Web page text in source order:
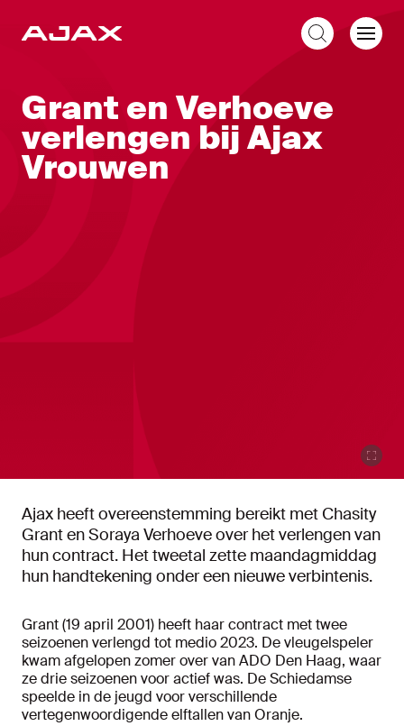
Grant en Verhoeve
verlengen bij Ajax
Vrouwen
Ajax heeft overeenstemming bereikt met Chasity
Grant en Soraya Verhoeve over het verlengen van
hun contract. Het tweetal zette maandagmiddag
hun handtekening onder een nieuwe verbintenis.
Grant (19 april 2001) heeft haar contract met twee
seizoenen verlengd tot medio 2023. De vleugelspeler
kwam afgelopen zomer over van ADO Den Haag, waar
ze drie seizoenen voor actief was. De Schiedamse
speelde in de jeugd voor verschillende
vertegenwoordigende elftallen van Oranje.